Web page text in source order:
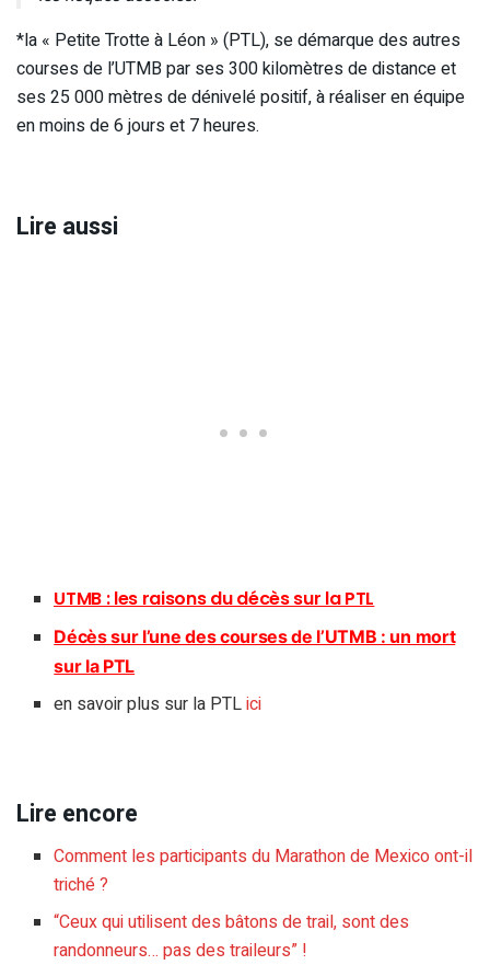
*la « Petite Trotte à Léon » (PTL), se démarque des autres
courses de l’UTMB par ses 300 kilomètres de distance et
ses 25 000 mètres de dénivelé positif, à réaliser en équipe
en moins de 6 jours et 7 heures.
Lire aussi
UTMB : les raisons du décès sur la PTL
Décès sur l’une des courses de l’UTMB : un mort
sur la PTL
en savoir plus sur la PTLici
Lire encore
Comment les participants du Marathon de Mexico ont-il
triché ?
“Ceux qui utilisent des bâtons de trail, sont des
randonneurs… pas des traileurs” !